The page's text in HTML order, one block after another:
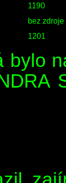
1190
bez zdroje
1201
bylo